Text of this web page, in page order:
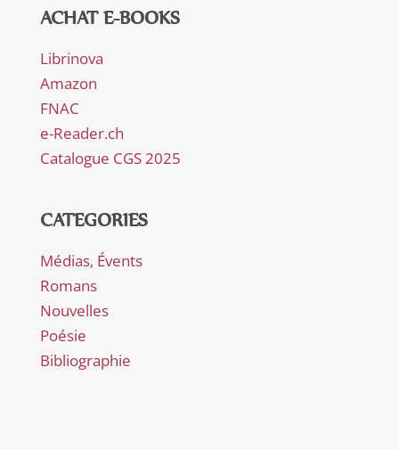
ACHAT E-BOOKS
Librinova
Amazon
FNAC
e-Reader.ch
Catalogue CGS 2025
CATEGORIES
Médias, Évents
Romans
Nouvelles
Poésie
Bibliographie